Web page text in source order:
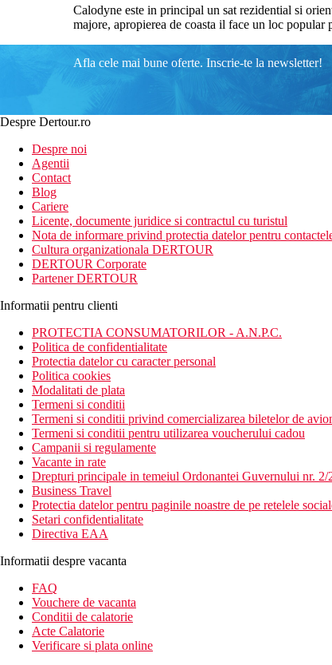
Calodyne este in principal un sat rezidential si
majore, apropierea de coasta il face un loc
Afla cele mai bune oferte. Inscrie-te la newsletter!
Despre Dertour.ro
Despre noi
Agentii
Contact
Blog
Cariere
Licente, documente juridice si contractul cu turistul
Nota de informare privind protectia datelor pentru
Cultura organizationala DERTOUR
DERTOUR Corporate
Partener DERTOUR
Informatii pentru clienti
PROTECTIA CONSUMATORILOR - A.N.P.C.
Politica de confidentialitate
Protectia datelor cu caracter personal
Politica cookies
Modalitati de plata
Termeni si conditii
Termeni si conditii privind comercializarea biletelor de
Termeni si conditii pentru utilizarea voucherului cadou
Campanii si regulamente
Vacante in rate
Drepturi principale in temeiul Ordonantei Guvernului nr. 2/
Business Travel
Protectia datelor pentru paginile noastre de pe retelele
Setari confidentialitate
Directiva EAA
Informatii despre vacanta
FAQ
Vouchere de vacanta
Conditii de calatorie
Acte Calatorie
Verificare si plata online